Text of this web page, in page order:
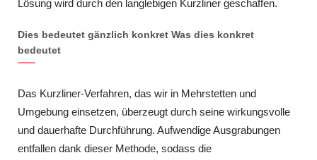
Lösung wird durch den langlebigen Kurzliner geschaffen.
Dies bedeutet gänzlich konkret Was dies konkret
bedeutet
Das Kurzliner-Verfahren, das wir in Mehrstetten und
Umgebung einsetzen, überzeugt durch seine wirkungsvolle
und dauerhafte Durchführung. Aufwendige Ausgrabungen
entfallen dank dieser Methode, sodass die